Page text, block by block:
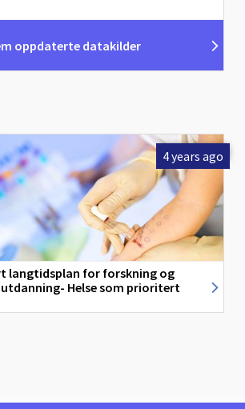
oppdaterte datakilder
4 years ago
langtidsplan for forskning og
Helse som prioritert